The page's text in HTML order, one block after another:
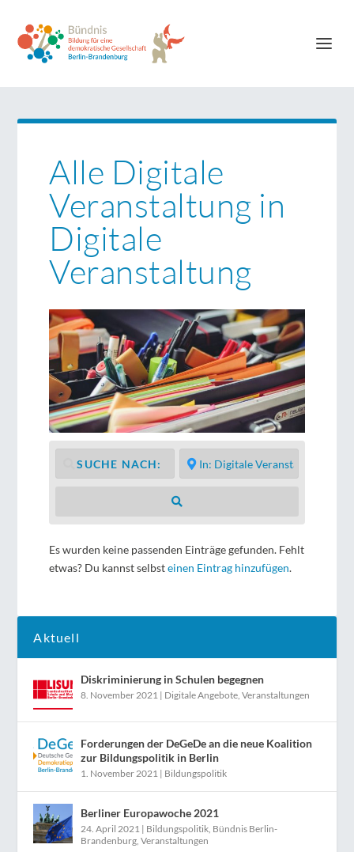
Alle Digitale
Veranstaltung in
Digitale
Veranstaltung
Es wurden keine passenden Einträge gefunden. Fehlt
etwas? Du kannst selbsteinen Eintrag hinzufügen.
Aktuell
Diskriminierung in Schulen begegnen
8. November 2021 | Digitale Angebote ,Veranstaltungen
Forderungen der DeGeDe an die neue Koalition
zur Bildungspolitik in Berlin
1. November 2021 | Bildungspolitik
Berliner Europawoche 2021
24. April 2021 | Bildungspolitik Bündnis Berlin-
Brandenburg ,Veranstaltungen